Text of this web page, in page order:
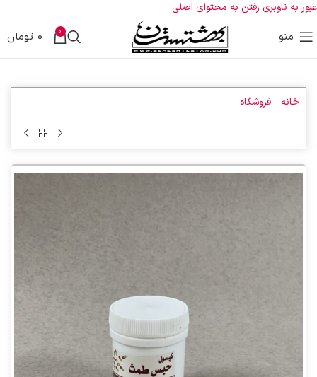
عبور به ناوبری رفتن به محتوای اصلی
منو 0 تومان 0
خانه فروشگاه